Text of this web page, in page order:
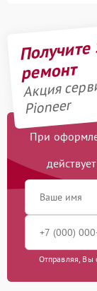
ремонт
Акция
Pioneer
При
Отправляя, Вы